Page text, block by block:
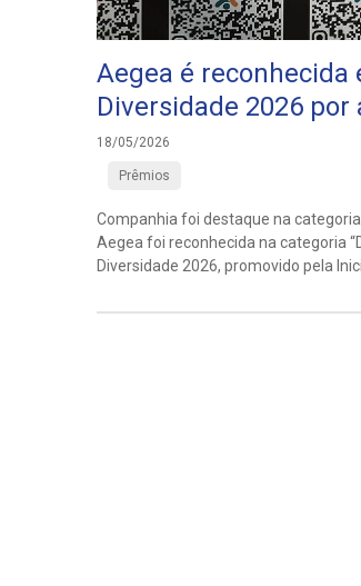
Aegea é reconhecida
Diversidade 2026
18/05/2026
Prêmios
Companhia foi destaque na
Aegea foi reconhecida na categoria
Diversidade 2026, promovido pela